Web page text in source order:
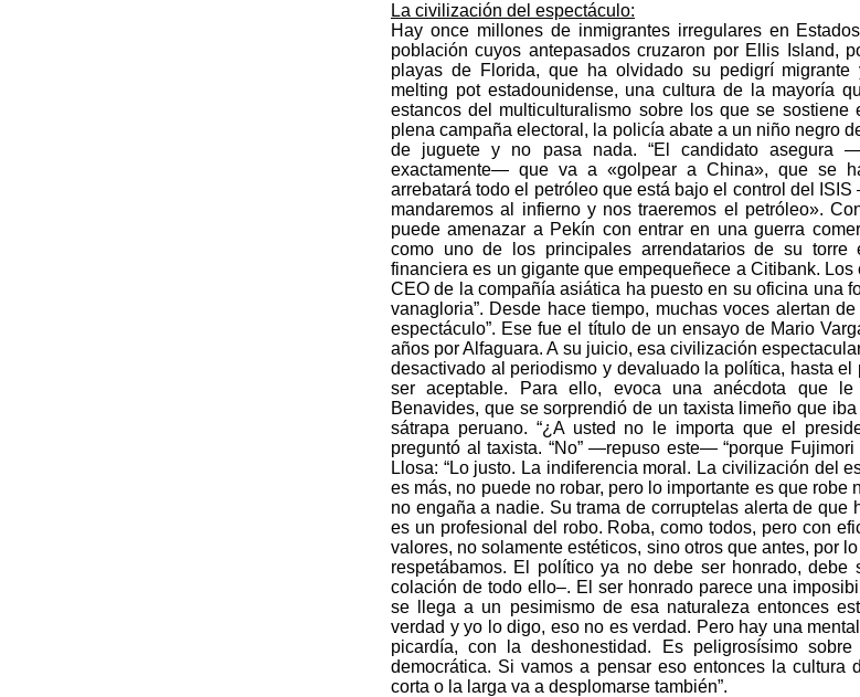
La civilización del espectáculo:
Hay once millones de inmigrantes irregulares en
población cuyos antepasados cruzaron por Ellis Island,
playas de Florida, que ha olvidado su pedigrí
melting pot estadounidense, una cultura de la mayoría
estancos del multiculturalismo sobre los que se
plena campaña electoral, la policía abate a un niño negro
de juguete y no pasa nada. “El candidato asegura
exactamente— que va a «golpear a China», que se
arrebatará todo el petróleo que está bajo el control del
mandaremos al infierno y nos traeremos el petróleo».
puede amenazar a Pekín con entrar en una guerra
como uno de los principales arrendatarios de su torre
financiera es un gigante que empequeñece a Citibank.
CEO de la compañía asiática ha puesto en su oficina una
vanagloria”. Desde hace tiempo, muchas voces alertan
espectáculo”. Ese fue el título de un ensayo de Mario
años por Alfaguara. A su juicio, esa civilización
desactivado al periodismo y devaluado la política, hasta
ser aceptable. Para ello, evoca una anécdota que
Benavides, que se sorprendió de un taxista limeño que
sátrapa peruano. “¿A usted no le importa que el
preguntó al taxista. “No” —repuso este— “porque
Llosa: “Lo justo. La indiferencia moral. La civilización del
es más, no puede no robar, pero lo importante es que robe
no engaña a nadie. Su trama de corruptelas alerta de que
es un profesional del robo. Roba, como todos, pero con
valores, no solamente estéticos, sino otros que antes, por
respetábamos. El político ya no debe ser honrado, debe
colación de todo ello–. El ser honrado parece una
se llega a un pesimismo de esa naturaleza entonces
verdad y yo lo digo, eso no es verdad. Pero hay una
picardía, con la deshonestidad. Es peligrosísimo
democrática. Si vamos a pensar eso entonces la cultura
corta o la larga va a desplomarse también”.